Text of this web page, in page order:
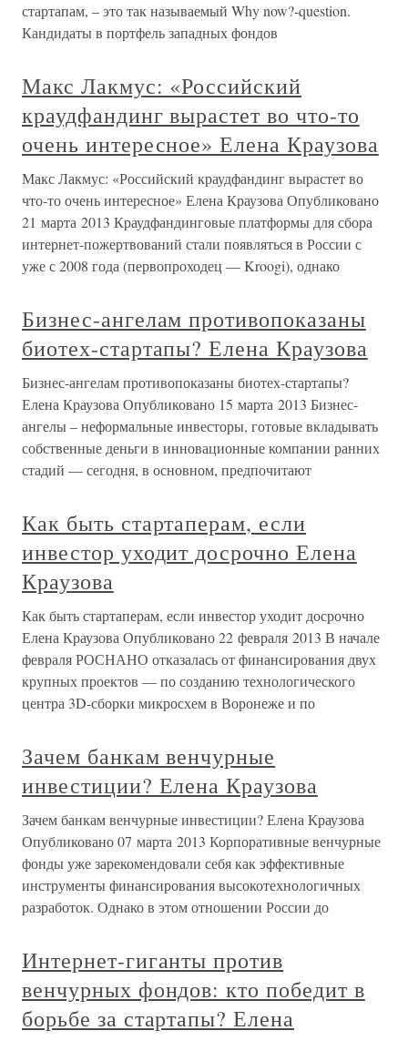
стартапам, – это так называемый Why now?-question.
Кандидаты в портфель западных фондов
Макс Лакмус: «Российский
краудфандинг вырастет во что-то
очень интересное» Елена Краузова
Макс Лакмус: «Российский краудфандинг вырастет во
что-то очень интересное» Елена Краузова Опубликовано
21 марта 2013 Краудфандинговые платформы для сбора
интернет-пожертвований стали появляться в России с
уже с 2008 года (первопроходец — Kroogi), однако
Бизнес-ангелам противопоказаны
биотех-стартапы? Елена Краузова
Бизнес-ангелам противопоказаны биотех-стартапы?
Елена Краузова Опубликовано 15 марта 2013 Бизнес-
ангелы – неформальные инвесторы, готовые вкладывать
собственные деньги в инновационные компании ранних
стадий — сегодня, в основном, предпочитают
Как быть стартаперам, если
инвестор уходит досрочно Елена
Краузова
Как быть стартаперам, если инвестор уходит досрочно
Елена Краузова Опубликовано 22 февраля 2013 В начале
февраля РОСНАНО отказалась от финансирования двух
крупных проектов — по созданию технологического
центра 3D-сборки микросхем в Воронеже и по
Зачем банкам венчурные
инвестиции? Елена Краузова
Зачем банкам венчурные инвестиции? Елена Краузова
Опубликовано 07 марта 2013 Корпоративные венчурные
фонды уже зарекомендовали себя как эффективные
инструменты финансирования высокотехнологичных
разработок. Однако в этом отношении России до
Интернет-гиганты против
венчурных фондов: кто победит в
борьбе за стартапы? Елена